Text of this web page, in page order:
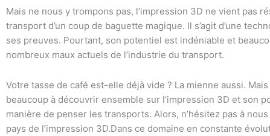
Mais ne nous y trompons pas, l’impression 3D ne vient pas
transport d’un coup de baguette magique. Il s’agit d’une
ses preuves. Pourtant, son potentiel est indéniable et
nombreux maux actuels de l’industrie du transport.
Votre tasse de café est-elle déjà vide ? La mienne aussi.
beaucoup à découvrir ensemble sur l’impression 3D et son
manière de penser les transports. Alors, n’hésitez pas à
pays de l’impression 3D.Dans ce domaine en constante